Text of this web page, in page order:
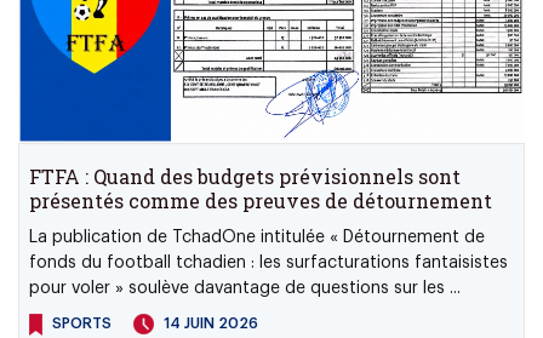
FTFA : Quand des budgets prévisionnels sont
présentés comme des preuves de détournement
La publication de TchadOne intitulée « Détournement de
fonds du football tchadien : les surfacturations fantaisistes
pour voler » soulève davantage de questions sur les ...
SPORTS 14 JUIN 2026